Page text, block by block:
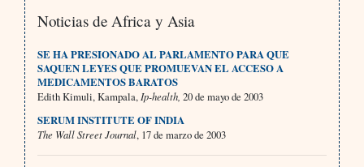
Noticias de Africa y Asia
SE HA PRESIONADO AL PARLAMENTO PARA QUE
SAQUEN LEYES QUE PROMUEVAN EL ACCESO A
MEDICAMENTOS BARATOS
Edith Kimuli, Kampala, Ip-health, 20 de mayo de 2003
SERUM INSTITUTE OF INDIA
The Wall Street Journal, 17 de marzo de 2003